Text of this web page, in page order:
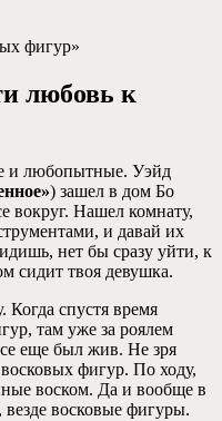
фигур»
любовь к
и любопытные. Уэйд
) зашел в дом Бо
вокруг. Нашел комнату,
и давай их
нет бы сразу уйти, к
сидит твоя девушка.
спустя время
там уже за роялем
еще был жив. Не зря
фигур. По ходу,
воском. Да и вообще в
восковые фигуры.